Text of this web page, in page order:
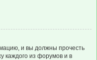
и вы должны прочесть
каждого из форумов и в